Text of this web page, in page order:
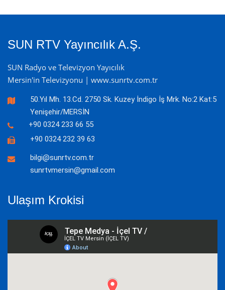
SUN RTV Yayıncılık A.Ş.
SUN Radyo ve Televizyon Yayıcılık
Mersin'in Televizyonu | www.sunrtv.com.tr
50.Yıl Mh. 13.Cd. 2750 Sk. Kuzey İndigo İş Mrk. No:2 Kat:5
Yenişehir/MERSİN
+90 0324 233 66 55
+90 0324 232 39 63
bilgi@sunrtv.com.tr
sunrtvmersin@gmail.com
Ulaşım Krokisi